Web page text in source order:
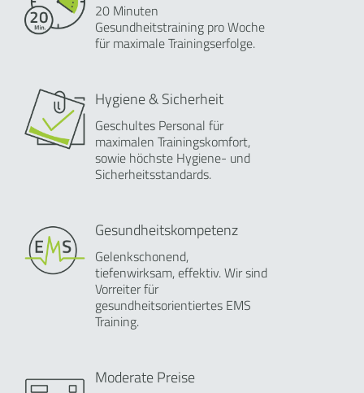
20 Minuten
Gesundheitstraining pro Woche
für maximale Trainingserfolge.
Hygiene & Sicherheit
Geschultes Personal für
maximalen Trainingskomfort,
sowie höchste Hygiene- und
Sicherheitsstandards.
Gesundheitskompetenz
Gelenkschonend,
tiefenwirksam, effektiv. Wir sind
Vorreiter für
gesundheitsorientiertes EMS
Training.
Moderate Preise